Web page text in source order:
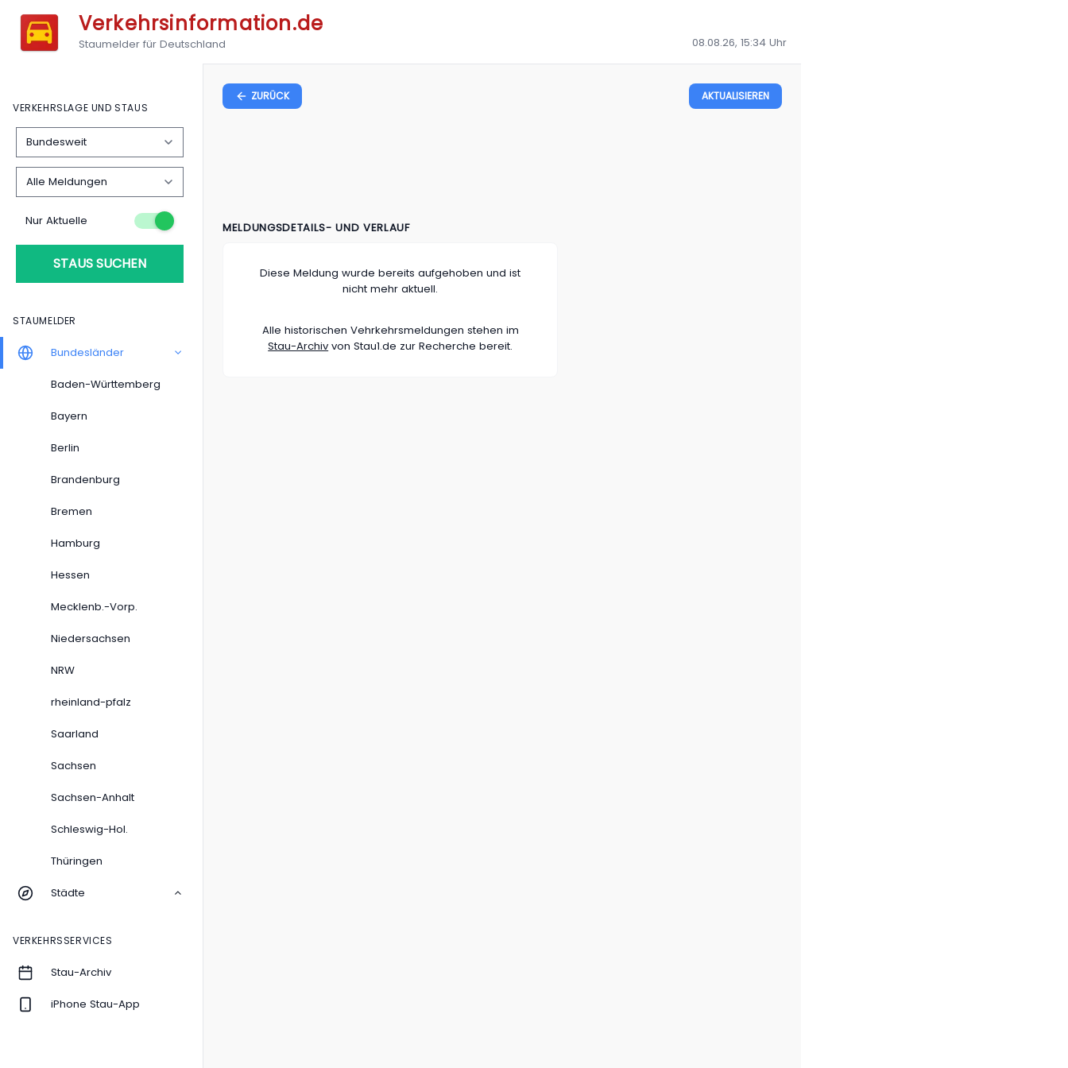
Verkehrsinformation.de
Staumelder für Deutschland 08.08.26, 15:34Uhr
VERKEHRSLAGE UND STAUS
Nur Aktuelle
STAUS SUCHEN
STAUMELDER
Bundesländer
Baden-Württemberg
Bayern
Berlin
Brandenburg
Bremen
Hamburg
Hessen
Mecklenb.-Vorp.
Niedersachsen
NRW
rheinland-pfalz
Saarland
Sachsen
Sachsen-Anhalt
Schleswig-Hol.
Thüringen
Städte
VERKEHRSSERVICES
Stau-Archiv
iPhone Stau-App
ZURÜCK AKTUALISIEREN
MELDUNGSDETAILS- UND VERLAUF
Diese Meldung wurde bereits aufgehoben und ist
nicht mehr aktuell.
Alle historischen Vehrkehrsmeldungen stehen im
Stau-Archiv von Stau1.de zur Recherche bereit.